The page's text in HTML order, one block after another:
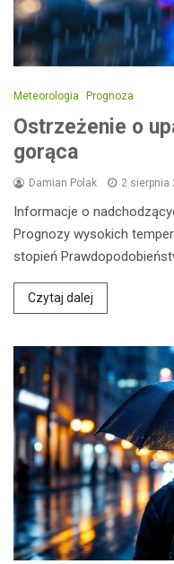
Meteorologia Prognoza
Ostrzeżenie o
gorąca
Damian Polak 2 sierpnia
Informacje o
Prognozy wysokich
stopień
Czytaj dalej